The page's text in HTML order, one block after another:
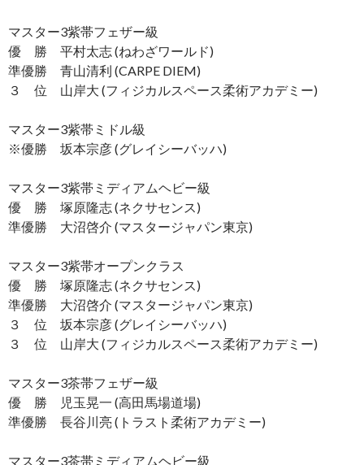
マスター3紫帯フェザー級
優 勝 平村太志 (ねわざワールド)
準優勝 青山清利 (CARPE DIEM)
３ 位 山岸大 (フィジカルスペース柔術アカデミー)
マスター3紫帯ミドル級
※優勝 坂本宗彦 (グレイシーバッハ)
マスター3紫帯ミディアムヘビー級
優 勝 塚原隆志 (ネクサセンス)
準優勝 大沼啓介 (マスタージャパン東京)
マスター3紫帯オープンクラス
優 勝 塚原隆志 (ネクサセンス)
準優勝 大沼啓介 (マスタージャパン東京)
３ 位 坂本宗彦 (グレイシーバッハ)
３ 位 山岸大 (フィジカルスペース柔術アカデミー)
マスター3茶帯フェザー級
優 勝 児玉晃一 (高田馬場道場)
準優勝 長谷川亮 (トラスト柔術アカデミー)
マスター3茶帯ミディアムヘビー級